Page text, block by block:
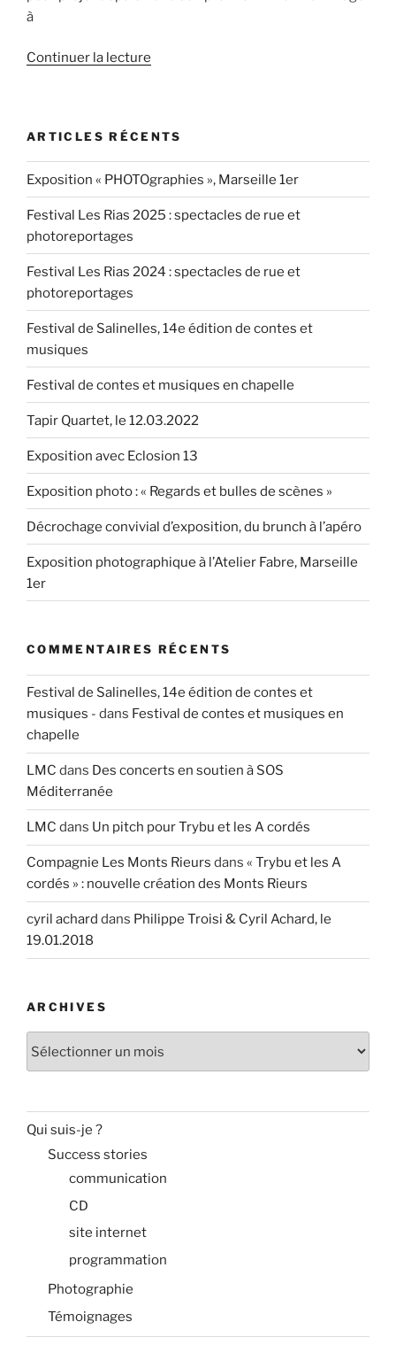
à
Continuer la lecture
Aïda
Diene »
ARTICLES RÉCENTS
Exposition « PHOTOgraphies », Marseille 1er
Festival Les Rias 2025 : spectacles de rue et
photoreportages
Festival Les Rias 2024 : spectacles de rue et
photoreportages
Festival de Salinelles, 14e édition de contes et
musiques
Festival de contes et musiques en chapelle
Tapir Quartet, le 12.03.2022
Exposition avec Eclosion 13
Exposition photo : « Regards et bulles de scènes »
Décrochage convivial d’exposition, du brunch à l’apéro
Exposition photographique à l’Atelier Fabre, Marseille
1er
COMMENTAIRES RÉCENTS
Festival de Salinelles, 14e édition de contes et
musiques - dans Festival de contes et musiques en
chapelle
LMC dans Des concerts en soutien à SOS
Méditerranée
LMC dans Un pitch pour Trybu et les A cordés
Compagnie Les Monts Rieurs dans « Trybu et les A
cordés » : nouvelle création des Monts Rieurs
cyril achard dans Philippe Troisi & Cyril Achard, le
19.01.2018
ARCHIVES
Qui suis-je ?
Success stories
communication
CD
site internet
programmation
Photographie
Témoignages